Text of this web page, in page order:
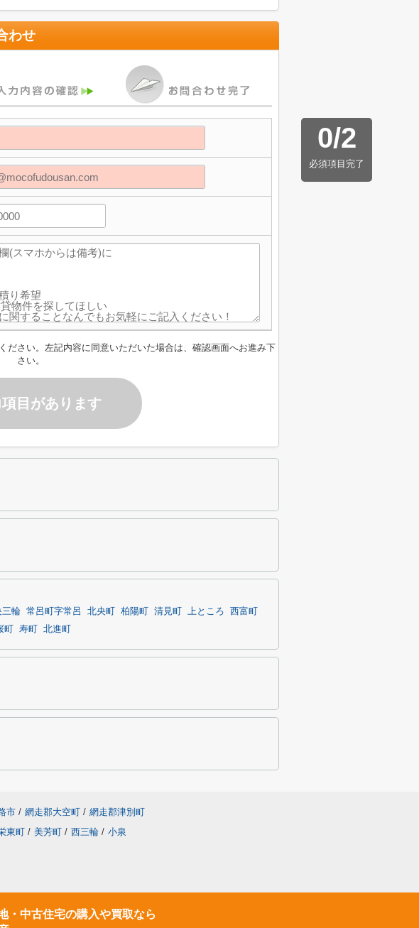
わせ
0/2
必須項目完了
ださい。左記内容に同意いただいた場合は、確認画面へお進み下
さい。
目があります
三輪 常呂町字常呂 北央町 柏陽町 清見町 上ところ
西富町
町 寿町 北進町
市 / 網走郡大空町 / 網走郡津別町
東町 / 美芳町 / 西三輪 / 小泉
・中古住宅の購入や買取なら